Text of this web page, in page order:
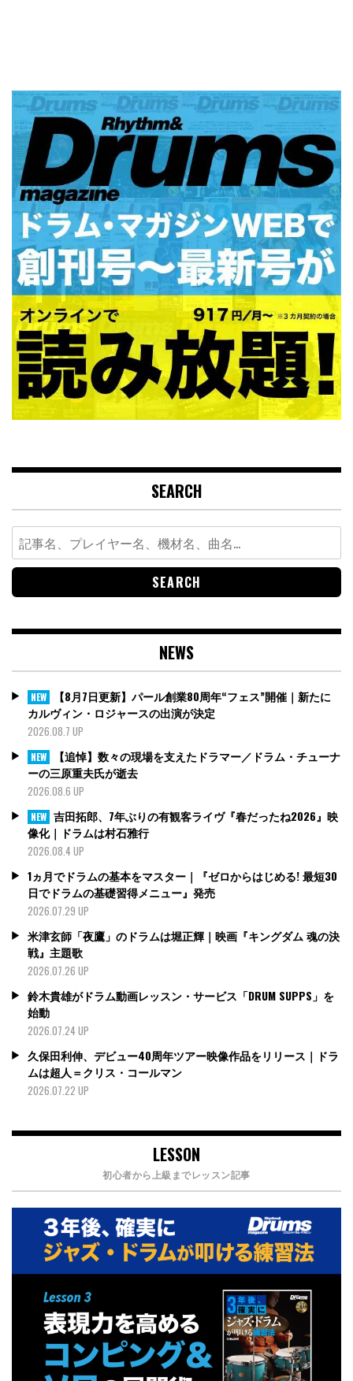
SEARCH
Search
for:
NEWS
NEW
【8月7日更新】パール創業80周年“フェス”開催｜新たに
カルヴィン・ロジャースの出演が決定
2026.08.7 UP
NEW
【追悼】数々の現場を支えたドラマー／ドラム・チューナ
ーの三原重夫氏が逝去
2026.08.6 UP
NEW 吉田拓郎、7年ぶりの有観客ライヴ『春だったね2026』映
像化｜ドラムは村石雅行
2026.08.4 UP
1ヵ月でドラムの基本をマスター｜『ゼロからはじめる! 最短30
日でドラムの基礎習得メニュー』発売
2026.07.29 UP
米津玄師「夜鷹」のドラムは堀正輝｜映画『キングダム 魂の決
戦』主題歌
2026.07.26 UP
鈴木貴雄がドラム動画レッスン・サービス「DRUM SUPPS」を
始動
2026.07.24 UP
久保田利伸、デビュー40周年ツアー映像作品をリリース｜ドラ
ムは超人＝クリス・コールマン
2026.07.22 UP
LESSON
初心者から上級までレッスン記事